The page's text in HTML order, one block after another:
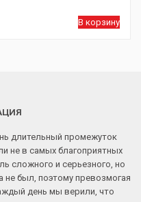
В корзину
длительный промежуток
не в самых благоприятных
сложного и серьезного, но
не был, поэтому превозмогая
день мы верили, что